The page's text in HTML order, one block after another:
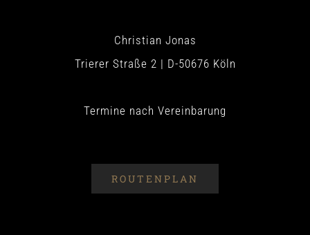
Christian Jonas
Trierer Straße 2 | D-50676 Köln
Termine nach Vereinbarung
ROUTENPLAN